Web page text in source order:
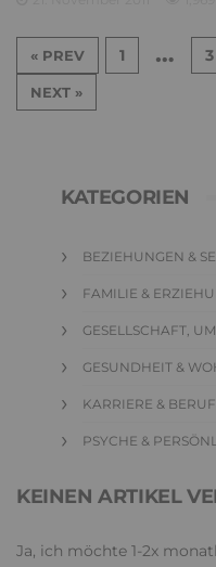
« PREV 1 … 3
NEXT »
KATEGORIEN
BEZIEHUNGEN &
FAMILIE &
GESELLSCHAFT,
GESUNDHEIT &
KARRIERE & BERUF
PSYCHE &
KEINEN ARTIKEL
Ja, ich möchte 1-2x